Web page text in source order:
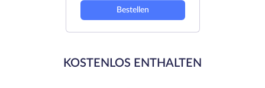
Bestellen
KOSTENLOS ENTHALTEN